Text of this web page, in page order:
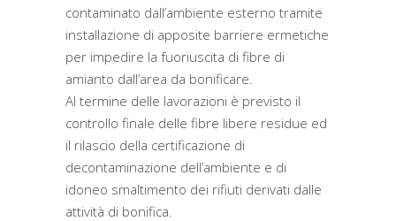
contaminato dall’ambiente esterno tramite
installazione di apposite barriere ermetiche
per impedire la fuoriuscita di fibre di
amianto dall’area da bonificare.
Al termine delle lavorazioni è previsto il
controllo finale delle fibre libere residue ed
il rilascio della certificazione di
decontaminazione dell’ambiente e di
idoneo smaltimento dei rifiuti derivati dalle
attività di bonifica.